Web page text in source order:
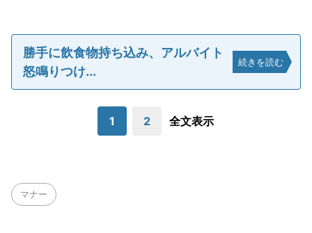
勝手に飲食物持ち込み、アルバイト
怒鳴りつけ...
続きを読む
1 2 全文表示
マナー